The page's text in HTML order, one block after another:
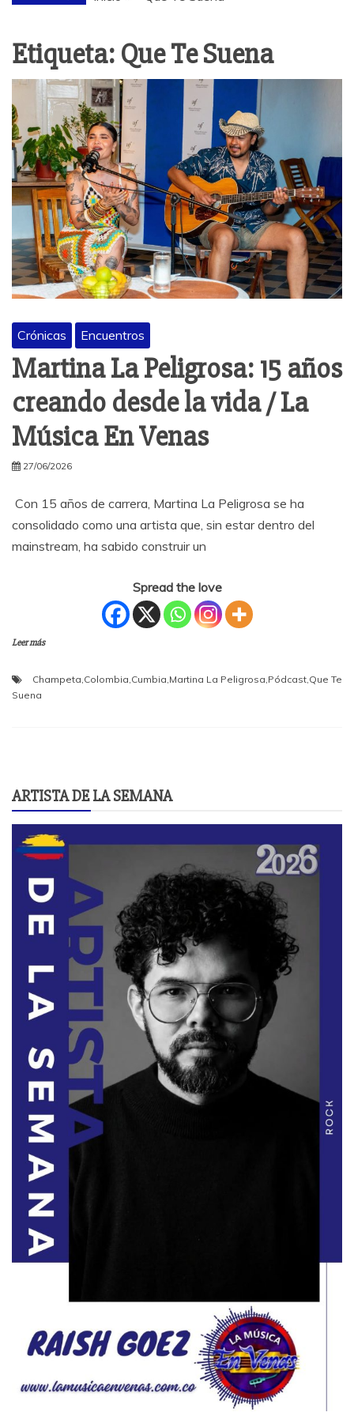
Etiqueta: Que Te Suena
Crónicas Encuentros
Martina La Peligrosa: 15 años
creando desde la vida / La
Música En Venas
27/06/2026
Con 15 años de carrera, Martina La Peligrosa se ha
consolidado como una artista que, sin estar dentro del
mainstream, ha sabido construir un
Spread the love
Leer más
Champeta,Colombia,Cumbia,Martina La Peligrosa,Pódcast,Que Te
Suena
ARTISTA DE LA SEMANA